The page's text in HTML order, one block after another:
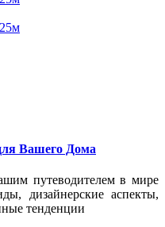
Вашего Дома
путеводителем в мире
дизайнерские аспекты,
тенденции